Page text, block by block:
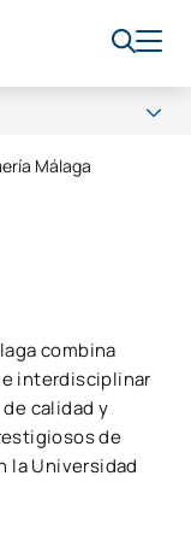
Málaga
combina
interdisciplinar
calidad y
de
la Universidad